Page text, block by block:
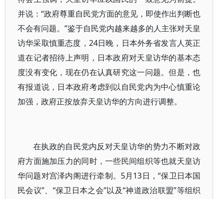
并说：“政府尊重自民党方面的意见，即使作出判断也
不会有问题。”鉴于自民党内越来越多的人主张对天皇
访华采取慎重态度，24日晚，日本外务省发言人英正
道在记者招待上声明，日本政府对天皇访华的基本态
度没有变化，现在仍在认真研究这一问题。但是，也
有报道说，日本政府考虑到以自民党内为中心慎重论
加强，政府正按放弃天皇访华的方向进行调整。
在执政的自民党内反对天皇访华的势力不断对政
府方面施加压力的同时，一些民间组织等也就天皇访
华问题对宫泽内阁进行牵制。5月13日，“保卫日本国
民会议”、“保卫日本之会”以及“神道政治联盟”等组织